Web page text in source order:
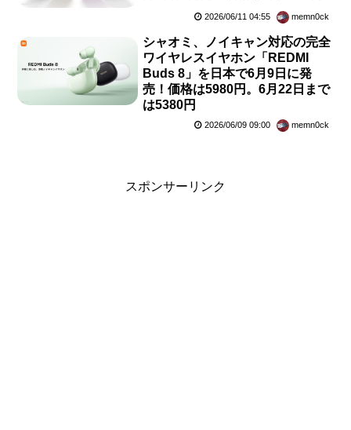
2026/06/11 04:55 memn0ck
シャオミ、ノイキャン対応の完全
ワイヤレスイヤホン「REDMI
Buds 8」を日本で6月9日に発
売！価格は5980円。6月22日まで
は5380円
2026/06/09 09:00 memn0ck
スポンサーリンク